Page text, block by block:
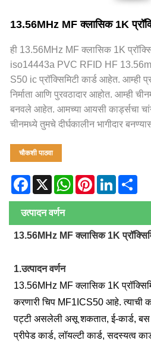
13.56MHz MF क्लासिक 1K
ही 13.56MHz MF क्लासिक 1K
iso14443a PVC RFID HF
S50 ic प्रॉक्सिमिटी कार्ड आहेत. आम्ही
निर्माता आणि पुरवठादार आहोत. आम्ही
बनवले आहेत. आमच्या आयसी कार्ड्सचा
चीनमध्ये तुमचे दीर्घकालीन भागीदार
चौकशी पाठवा
Facebook
X WhatsApp
PinterestLinkedIn
उत्पादन वर्णन
13.56MHz MF क्लासिक 1K
1.उत्पादन वर्णन
13.56MHz MF क्लासिक 1K
करणारी चिप MF1ICS50 आहे. त्याची
पट्टी असलेली असू शकतात, ई-कार्ड, बस
प्रीपेड कार्ड, लॉयल्टी कार्ड, सदस्यत्व